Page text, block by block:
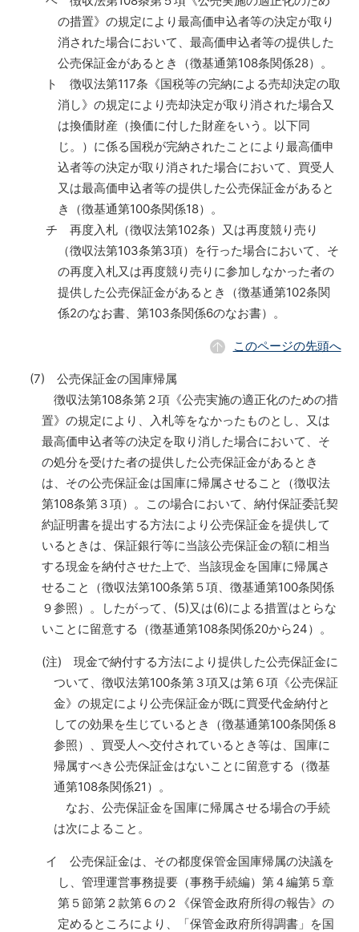
の措置》の規定により最高価申込者等の決定が取り
消された場合において、最高価申込者等の提供した
公売保証金があるとき（徴基通第108条関係28）。
ト 徴収法第117条《国税等の完納による売却決定の取
消し》の規定により売却決定が取り消された場合又
は換価財産（換価に付した財産をいう。以下同
じ。）に係る国税が完納されたことにより最高価申
込者等の決定が取り消された場合において、買受人
又は最高価申込者等の提供した公売保証金があると
き（徴基通第100条関係18）。
チ 再度入札（徴収法第102条）又は再度競り売り
（徴収法第103条第3項）を行った場合において、そ
の再度入札又は再度競り売りに参加しなかった者の
提供した公売保証金があるとき（徴基通第102条関
係2のなお書、第103条関係6のなお書）。
このページの先頭へ
(7) 公売保証金の国庫帰属
徴収法第108条第２項《公売実施の適正化のための措
置》の規定により、入札等をなかったものとし、又は
最高価申込者等の決定を取り消した場合において、そ
の処分を受けた者の提供した公売保証金があるとき
は、その公売保証金は国庫に帰属させること（徴収法
第108条第３項）。この場合において、納付保証委託契
約証明書を提出する方法により公売保証金を提供して
いるときは、保証銀行等に当該公売保証金の額に相当
する現金を納付させた上で、当該現金を国庫に帰属さ
せること（徴収法第100条第５項、徴基通第100条関係
９参照）。したがって、(5)又は(6)による措置はとらな
いことに留意する（徴基通第108条関係20から24）。
(注) 現金で納付する方法により提供した公売保証金に
ついて、徴収法第100条第３項又は第６項《公売保証
金》の規定により公売保証金が既に買受代金納付と
しての効果を生じているとき（徴基通第100条関係８
参照）、買受人へ交付されているとき等は、国庫に
帰属すべき公売保証金はないことに留意する（徴基
通第108条関係21）。
なお、公売保証金を国庫に帰属させる場合の手続
は次によること。
イ 公売保証金は、その都度保管金国庫帰属の決議を
し、管理運営事務提要（事務手続編）第４編第５章
第５節第２款第６の２《保管金政府所得の報告》の
定めるところにより、「保管金政府所得調書」を国